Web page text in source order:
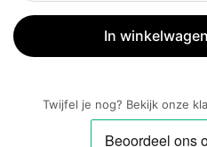
computer
monitor
In winkelwagen
Twijfel je nog? Bekijk onze